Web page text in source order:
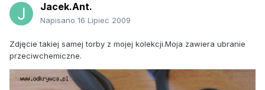
Jacek.Ant.
Napisano 16 Lipiec 2009
Zdjęcie takiej samej torby z mojej kolekcji.Moja zawiera ubranie
przeciwchemiczne.